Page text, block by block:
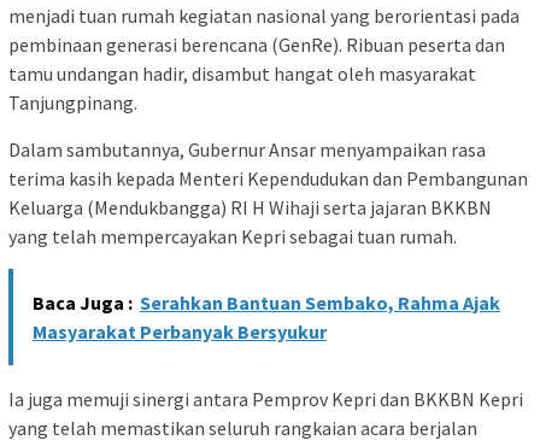
menjadi tuan rumah kegiatan nasional yang berorientasi pada
pembinaan generasi berencana (GenRe). Ribuan peserta dan
tamu undangan hadir, disambut hangat oleh masyarakat
Tanjungpinang.
Dalam sambutannya, Gubernur Ansar menyampaikan rasa
terima kasih kepada Menteri Kependudukan dan Pembangunan
Keluarga (Mendukbangga) RI H Wihaji serta jajaran BKKBN
yang telah mempercayakan Kepri sebagai tuan rumah.
Baca Juga : Serahkan Bantuan Sembako, Rahma Ajak
Masyarakat Perbanyak Bersyukur
Ia juga memuji sinergi antara Pemprov Kepri dan BKKBN Kepri
yang telah memastikan seluruh rangkaian acara berjalan